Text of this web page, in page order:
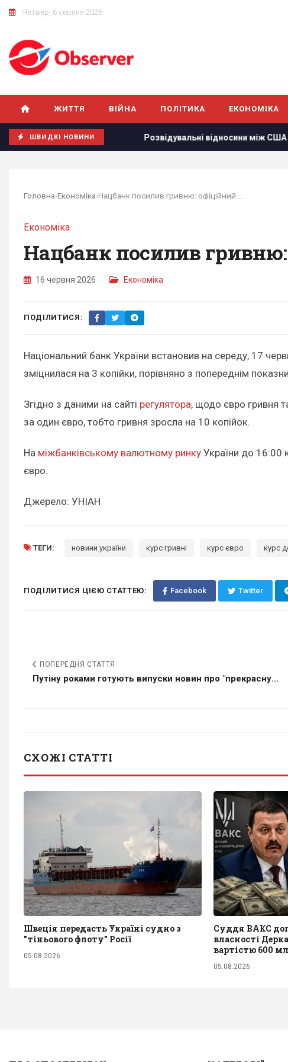
Четвер, 6 серпня 2026
ЖИТТЯ ВІЙНА ПОЛІТИКА ЕКОНОМІКА
ШВИДКІ НОВИНИ
росіян, - Sky News Розвідувальні відносини між США та
Головна›Економіка›
Економіка
Нацбанк посилив гривню:
16 червня 2026 Економіка
ПОДІЛИТИСЯ:
Національний банк України встановив на середу, 17
зміцнилася на 3 копійки, порівняно з попереднім
Згідно з даними на сайті регулятора, щодо євро гривня
за один євро, тобто гривня зросла на 10 копійок.
На міжбанківському валютному ринку України до 16:00
євро.
Джерело: УНІАН
ТЕГИ: новини україни курс гривні курс євро курс
ПОДІЛИТИСЯ ЦІЄЮ СТАТТЕЮ: Facebook Twitter
ПОПЕРЕДНЯ СТАТТЯ
Путіну роками готують випуски новин про "прекрасну...
СХОЖІ СТАТТІ
Швеція передасть Україні судно з
"тіньового флоту" Росії
05.08.2026
Суддя ВАКС
власності
вартістю 600
05.08.2026